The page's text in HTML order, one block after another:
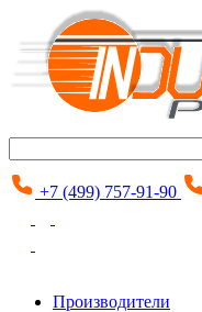
+7 (499) 757-91-90
Производители